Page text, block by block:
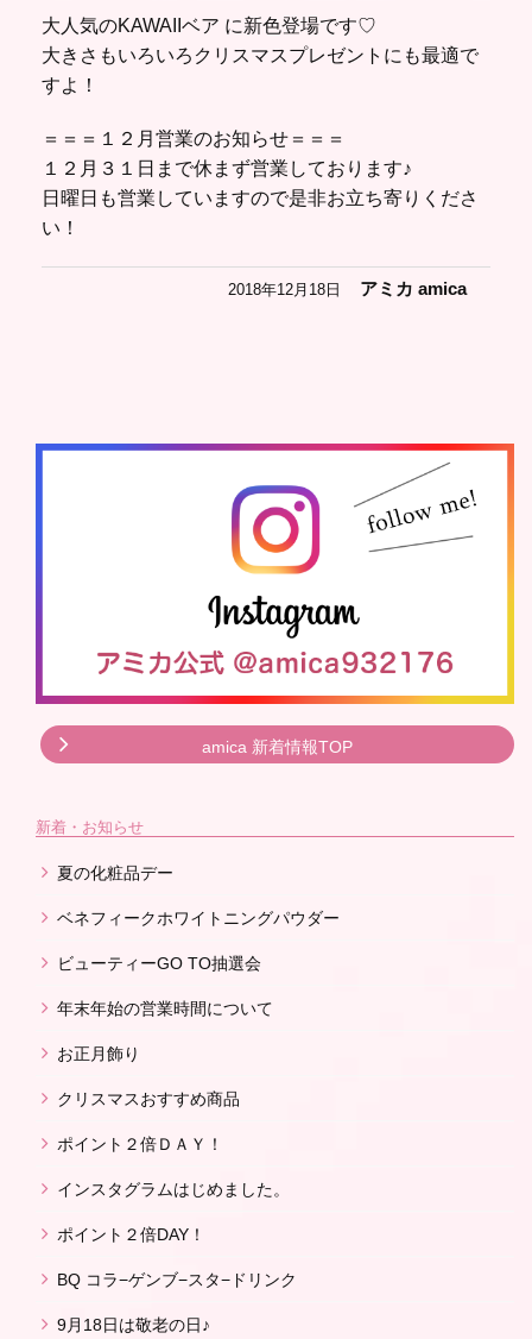
大人気のKAWAIIベア に新色登場です♡
大きさもいろいろクリスマスプレゼントにも最適で
すよ！
＝＝＝１２月営業のお知らせ＝＝＝
１２月３１日まで休まず営業しております♪
日曜日も営業していますので是非お立ち寄りくださ
い！
2018年12月18日 アミカ amica
amica 新着情報TOP
新着・お知らせ
夏の化粧品デー
ベネフィークホワイトニングパウダー
ビューティーGO TO抽選会
年末年始の営業時間について
お正月飾り
クリスマスおすすめ商品
ポイント２倍ＤＡＹ！
インスタグラムはじめました。
ポイント２倍DAY！
BQ コラ−ゲンブ−スタ−ドリンク
9月18日は敬老の日♪